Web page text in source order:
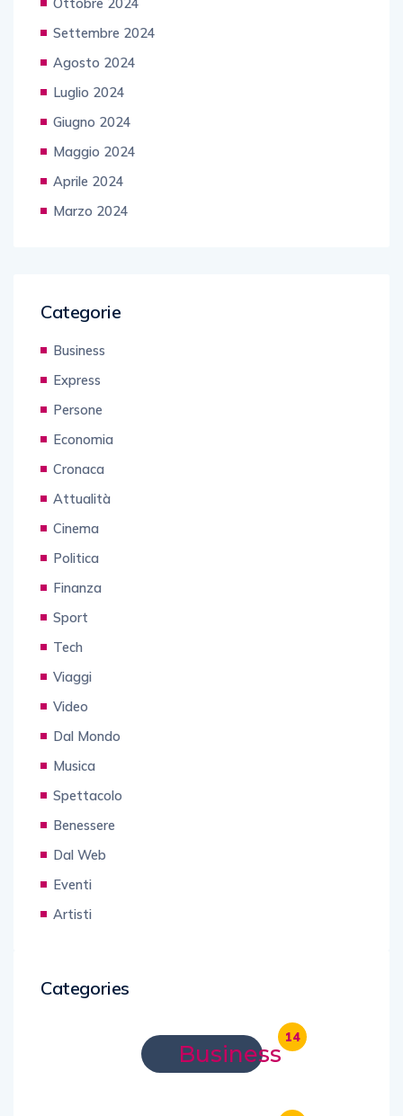
Settembre 2024
Agosto 2024
Luglio 2024
Giugno 2024
Maggio 2024
Aprile 2024
Marzo 2024
Categorie
Business
Express
Persone
Economia
Cronaca
Attualità
Cinema
Politica
Finanza
Sport
Tech
Viaggi
Video
Dal Mondo
Musica
Spettacolo
Benessere
Dal Web
Eventi
Artisti
Categories
Business
14